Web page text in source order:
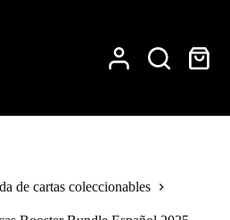
Carro
de cartas coleccionables